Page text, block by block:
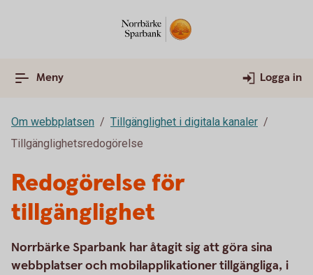
Meny Logga in
Om webbplatsen
Tillgänglighet i digitala kanaler
Tillgänglighetsredogörelse
Redogörelse för
tillgänglighet
Norrbärke Sparbank har åtagit sig att göra sina
webbplatser och mobilapplikationer tillgängliga, i